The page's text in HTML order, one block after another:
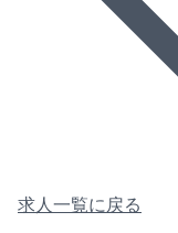
求人一覧に戻る